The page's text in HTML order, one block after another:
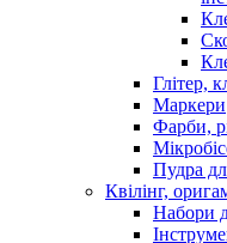
Глітер,
Маркери
Фарби,
Пудра
Квілінг,
Набори